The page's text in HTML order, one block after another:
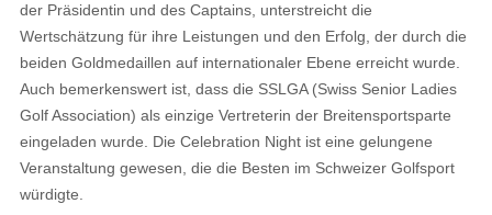
der Präsidentin und des Captains, unterstreicht die
Wertschätzung für ihre Leistungen und den Erfolg, der durch die
beiden Goldmedaillen auf internationaler Ebene erreicht wurde.
Auch bemerkenswert ist, dass die SSLGA (Swiss Senior Ladies
Golf Association) als einzige Vertreterin der Breitensportsparte
eingeladen wurde. Die Celebration Night ist eine gelungene
Veranstaltung gewesen, die die Besten im Schweizer Golfsport
würdigte.